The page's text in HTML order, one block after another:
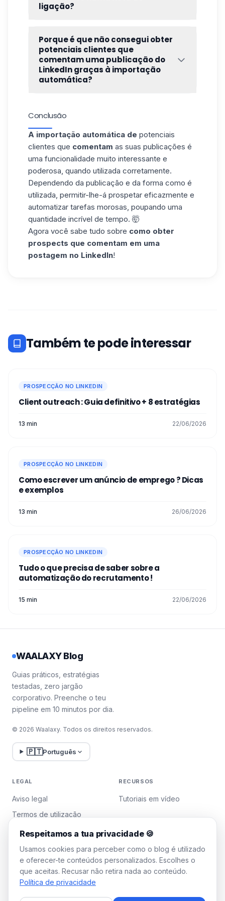
ligação?
com um máximo de 300 caracteres que
pode enviar juntamente com o pedido de
ligação. A nota é opcional e está reservada
aos utilizadores com uma subscrição paga
do LinkedIn. Para saber mais sobre os
Porque é que não consegui obter
potenciais clientes que
comentam uma publicação do
LinkedIn graças à importação
automática?
cada 12 horas, não continuamente, pelo
que oscomentáriosmais recentes
podem ainda não ter sido recuperados.
Os seus próprioscomentáriosnão são
recuperados 😅.
Os clientes potenciais já estavam numa
das suas listas (ou na de um colega da
sua equipa): foi aplicadaa segurança
e estes clientes
potenciais não puderam ser importados
(e adicionados à campanha mais tarde).
Terá de os adicionar manualmente da
Conclusão
A importação automática de potenciais
clientes que comentam as suas publicações é
uma funcionalidade muito interessante e
poderosa, quando utilizada corretamente.
Dependendo da publicação e da forma como é
utilizada, permitir-lhe-á prospetar eficazmente e
automatizar tarefas morosas, poupando uma
quantidade incrível de tempo. 🤯
Agora você sabe tudo sobre como obter
prospects que comentam em uma
postagem no LinkedIn!
Também te pode interessar
PROSPECÇÃO NO LINKEDIN
Client outreach : Guia definitivo + 8 estratégias
13 min 22/06/2026
PROSPECÇÃO NO LINKEDIN
Como escrever um anúncio de emprego​ ? Dicas
e exemplos
13 min 26/06/2026
PROSPECÇÃO NO LINKEDIN
Tudo o que precisa de saber sobre a
automatização do recrutamento !
15 min 22/06/2026
WAALAXY Blog
Guias práticos, estratégias
testadas, zero jargão
corporativo. Preenche o teu
pipeline em 10 minutos por dia.
© 2026 Waalaxy. Todos os direitos reservados.
🇵🇹Português
LEGAL
Aviso legal
Termos de utilização
Política de privacidade
Gerir cookies
RECURSOS
Tutoriais em vídeo
WAALAXY
Respeitamos a tua privacidade 🍪
Usamos cookies para perceber como o blog é utilizado
e oferecer-te conteúdos personalizados. Escolhes o
que aceitas. Recusar não retira nada ao conteúdo.
Política de privacidade